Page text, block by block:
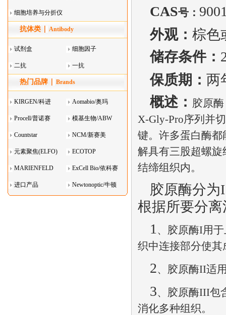
细胞培养与分折仪
器叠
抗体类 Antibody
试剂盒 细胞因子
二抗 一抗
热门品牌 Brands
KIRGEN/科进 Aomabio/奥玛
Procell/普诺赛 模基生物/ABW
Countstar NCM/新赛美
元素聚焦(ELFO) ECOTOP
MARIENFELD ExCell Bio/依科赛
进口产品 Newtonoptic/牛顿
CAS号：
外观： 棕色
储存条件：
保质期： 两
概述： 胶原
X-Gly-Pro序列并
键。许多蛋白酶
解具有三股超螺
结缔组织内。
胶原酶分为I
根据所要分
1 、胶原酶I用
织中连接部分使
2、胶原酶II适
3、胶原酶III包
消化多种组织。